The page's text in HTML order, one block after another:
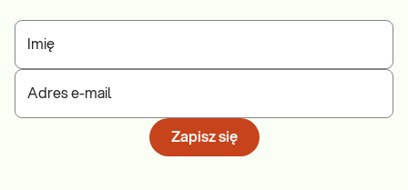
Imię
Adres e-mail
Zapisz się